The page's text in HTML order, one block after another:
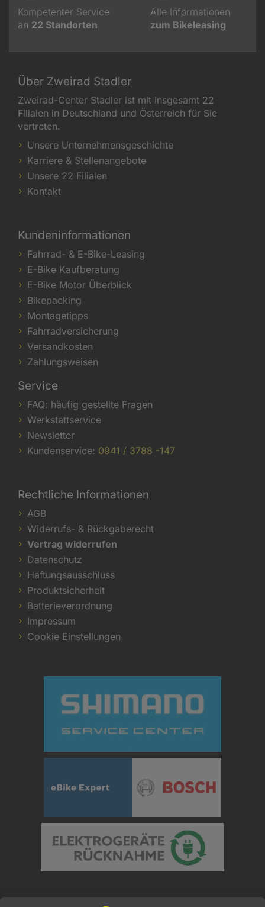
Kompetenter Service
an 22 Standorten
Alle Informationen
zum Bikeleasing
Über Zweirad Stadler
Zweirad-Center Stadler ist mit insgesamt 22
Filialen in Deutschland und Österreich für Sie
vertreten.
Unsere Unternehmensgeschichte
Karriere & Stellenangebote
Unsere 22 Filialen
Kontakt
Kundeninformationen
Fahrrad- & E-Bike-Leasing
E-Bike Kaufberatung
E-Bike Motor Überblick
Bikepacking
Montagetipps
Fahrradversicherung
Versandkosten
Zahlungsweisen
Service
FAQ: häufig gestellte Fragen
Werkstattservice
Newsletter
Kundenservice: 0941 / 3788 -147
Rechtliche Informationen
AGB
Widerrufs- & Rückgaberecht
Vertrag widerrufen
Datenschutz
Haftungsausschluss
Produktsicherheit
Batterieverordnung
Impressum
Cookie Einstellungen